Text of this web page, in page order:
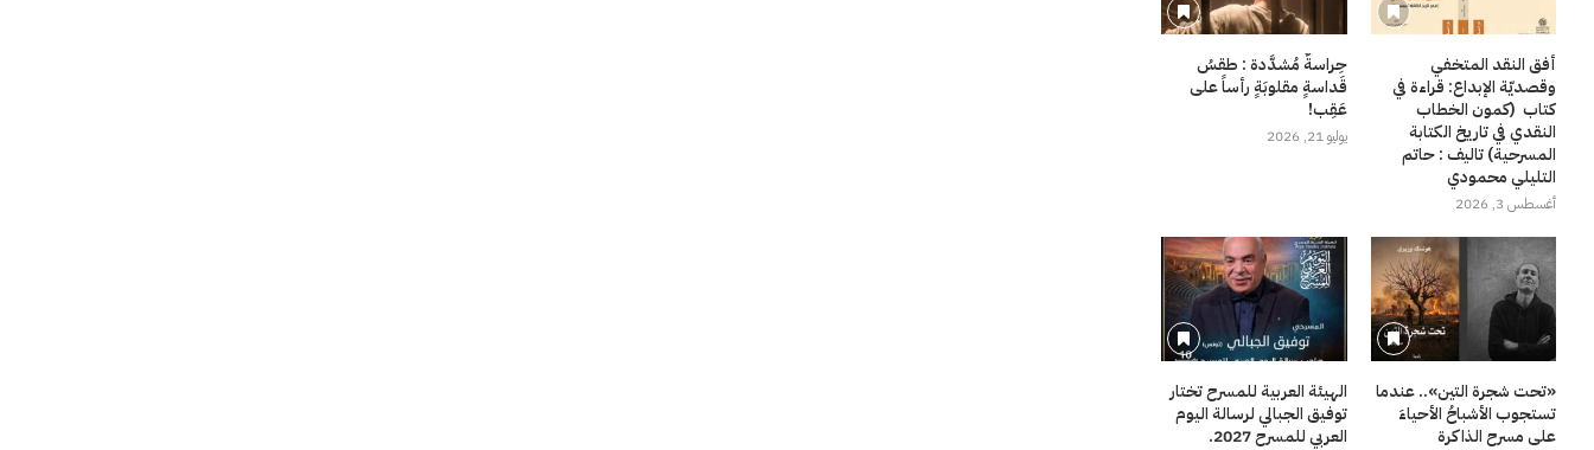
أفق النقد المتخفي
وقصديّة الإبداع: قراءة في
كتاب (كمون الخطاب
النقدي في تاريخ الكتابة
المسرحية) تاليف : حاتم
التليلي محمودي
أغسطس 3, 2026
حِراسةٌ مُشدَّدة : طقسُ
قَداسةٍ مقلوبَةٍ رأساً على
عَقِب!
يوليو 21, 2026
«تحت شجرة التين».. عندما
تستجوب الأشباحُ الأحياءَ
على مسرح الذاكرة
الهيئة العربية للمسرح تختار
توفيق الجبالي لرسالة اليوم
العربي للمسرح 2027.